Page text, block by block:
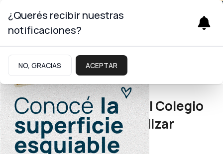
Infraestructura
Regularización dominial
Firman convenio con el Colegio
de Escribanos para agilizar
escrituras judiciales
¿Querés recibir nuestras
notificaciones?
NO, GRACIAS ACEPTAR